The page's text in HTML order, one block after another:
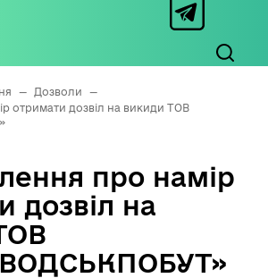
— Дозволи
—
отримати дозвіл на викиди ТОВ
про намір
дозвіл на